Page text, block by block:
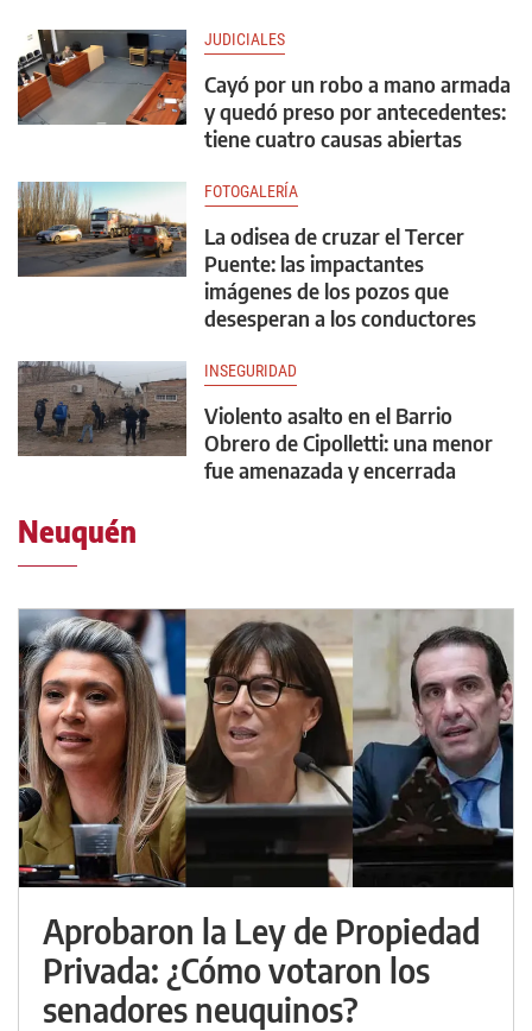
JUDICIALES
Cayó por un robo a mano armada
y quedó preso por antecedentes:
tiene cuatro causas abiertas
FOTOGALERÍA
La odisea de cruzar el Tercer
Puente: las impactantes
imágenes de los pozos que
desesperan a los conductores
INSEGURIDAD
Violento asalto en el Barrio
Obrero de Cipolletti: una menor
fue amenazada y encerrada
Neuquén
Aprobaron la Ley de Propiedad
Privada: ¿Cómo votaron los
senadores neuquinos?